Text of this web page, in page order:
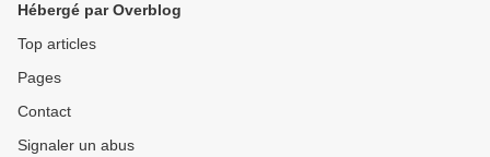
Hébergé par Overblog
Top articles
Pages
Contact
Signaler un abus